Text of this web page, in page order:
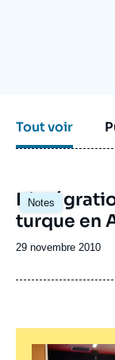
Tout voir
Notes
turque en
Date
publication
29 novembre 2010